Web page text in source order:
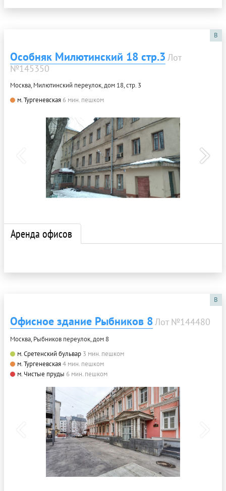
B
Особняк Милютинский 18 стр.3 Лот
№145350
Москва, Милютинский переулок, дом 18, стр. 3
м. Тургеневская 6 мин. пешком
Аренда офисов
B
Офисное здание Рыбников 8Лот №144480
Москва, Рыбников переулок, дом 8
м. Сретенский бульвар 3 мин. пешком
м. Тургеневская4 мин. пешком
м. Чистые пруды 6 мин. пешком